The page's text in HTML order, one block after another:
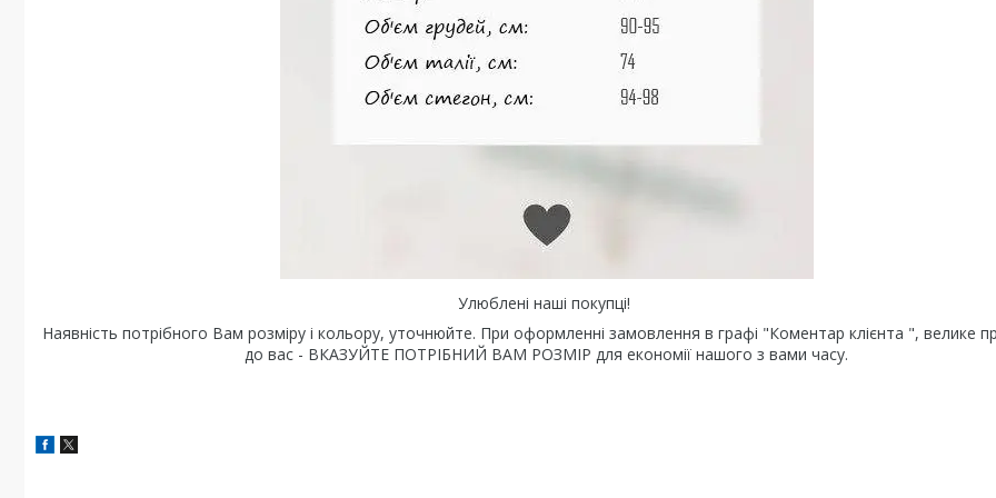
Улюблені наші покупці!
Наявність потрібного Вам розміру і кольору, уточнюйте. При оформленні замовлення в графі "Коментар клієнта ", велике
до вас - ВКАЗУЙТЕ ПОТРІБНИЙ ВАМ РОЗМІР для економії нашого з вами часу.